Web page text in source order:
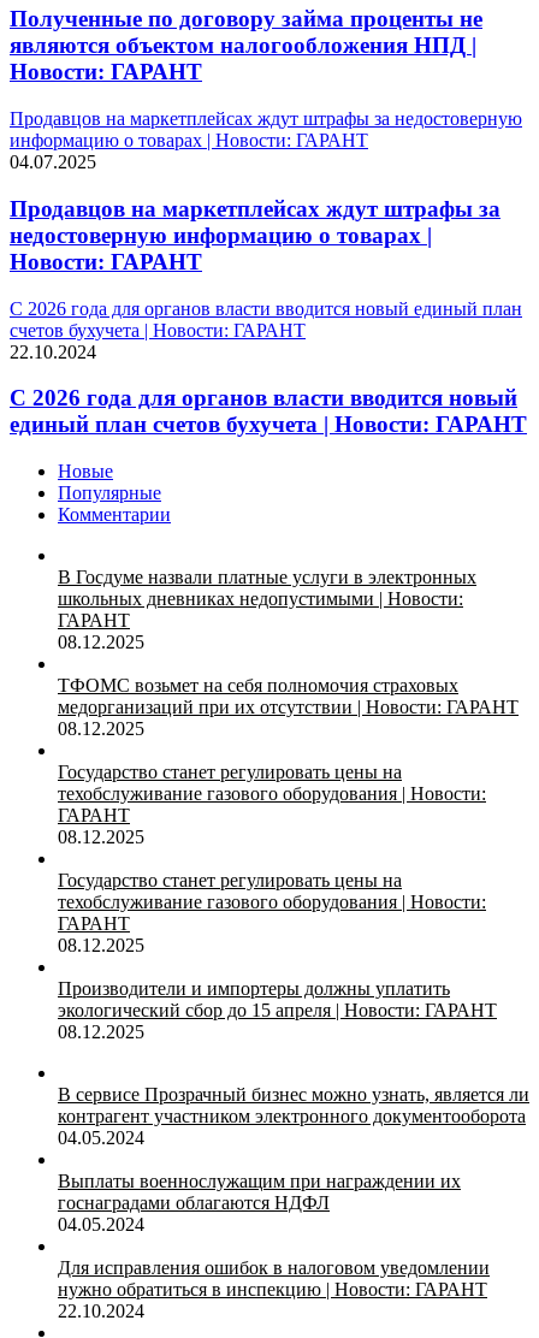
Полученные по договору займа проценты не
являются объектом налогообложения НПД |
Новости: ГАРАНТ
Продавцов на маркетплейсах ждут штрафы за недостоверную
информацию о товарах | Новости: ГАРАНТ
04.07.2025
Продавцов на маркетплейсах ждут штрафы за
недостоверную информацию о товарах |
Новости: ГАРАНТ
С 2026 года для органов власти вводится новый единый план
счетов бухучета | Новости: ГАРАНТ
22.10.2024
С 2026 года для органов власти вводится новый
единый план счетов бухучета | Новости: ГАРАНТ
Новые
Популярные
Комментарии
В Госдуме назвали платные услуги в электронных
школьных дневниках недопустимыми | Новости:
ГАРАНТ
08.12.2025
ТФОМС возьмет на себя полномочия страховых
медорганизаций при их отсутствии | Новости: ГАРАНТ
08.12.2025
Государство станет регулировать цены на
техобслуживание газового оборудования | Новости:
ГАРАНТ
08.12.2025
Государство станет регулировать цены на
техобслуживание газового оборудования | Новости:
ГАРАНТ
08.12.2025
Производители и импортеры должны уплатить
экологический сбор до 15 апреля | Новости: ГАРАНТ
08.12.2025
В сервисе Прозрачный бизнес можно узнать, является ли
контрагент участником электронного документооборота
04.05.2024
Выплаты военнослужащим при награждении их
госнаградами облагаются НДФЛ
04.05.2024
Для исправления ошибок в налоговом уведомлении
нужно обратиться в инспекцию | Новости: ГАРАНТ
22.10.2024